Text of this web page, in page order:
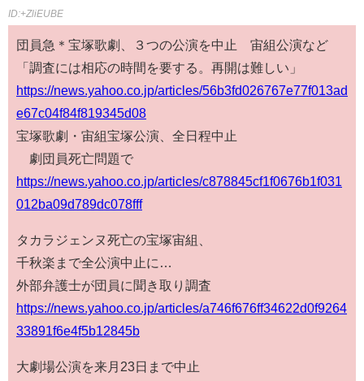
ID:+ZliEUBE
団員急＊宝塚歌劇、３つの公演を中止 宙組公演など
「調査には相応の時間を要する。再開は難しい」
https://news.yahoo.co.jp/articles/56b3fd026767e77f013ad
e67c04f84f819345d08
宝塚歌劇・宙組宝塚公演、全日程中止
劇団員死亡問題で
https://news.yahoo.co.jp/articles/c878845cf1f0676b1f031
012ba09d789dc078fff
タカラジェンヌ死亡の宝塚宙組、
千秋楽まで全公演中止に…
外部弁護士が団員に聞き取り調査
https://news.yahoo.co.jp/articles/a746f676ff34622d0f9264
33891f6e4f5b12845b
大劇場公演を来月23日まで中止